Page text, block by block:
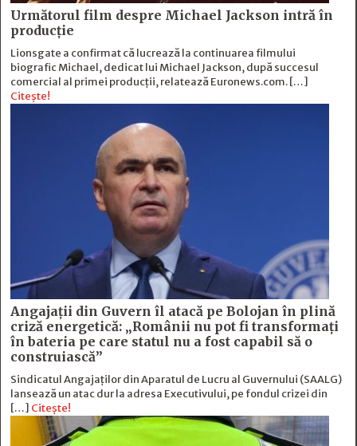
Următorul film despre Michael Jackson intră în
producție
Lionsgate a confirmat că lucrează la continuarea filmului
biografic Michael, dedicat lui Michael Jackson, după succesul
comercial al primei producții, relatează Euronews.com. […]
Citește!
Angajații din Guvern îl atacă pe Bolojan în plină
criză energetică: „Românii nu pot fi transformați
în bateria pe care statul nu a fost capabil să o
construiască”
Sindicatul Angajaților din Aparatul de Lucru al Guvernului (SAALG)
lansează un atac dur la adresa Executivului, pe fondul crizei din
[…] Citește!